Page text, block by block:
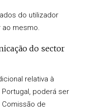
do utilizador
ao mesmo.
do sector
relativa à
poderá ser
Comissão de